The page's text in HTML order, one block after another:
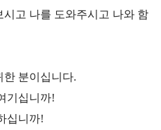
고 나를 도와주시고 나와 함
한 분이십니다.
기십니까!
십니까!